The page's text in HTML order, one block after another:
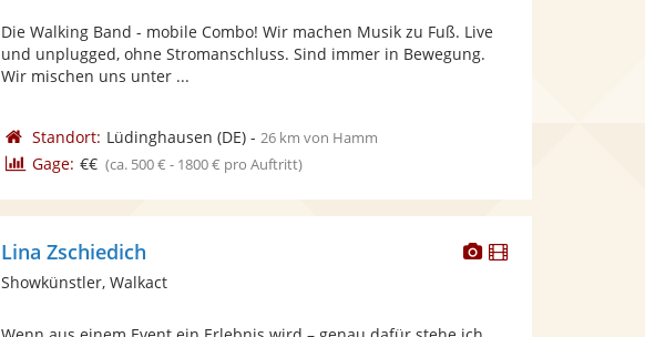
bereit.
Die Walking Band - mobile Combo! Wir machen Musik zu Fuß. Live
und unplugged, ohne Stromanschluss. Sind immer in Bewegung.
Wir mischen uns unter ...
Standort: Lüdinghausen (DE)- 26 km von Hamm
Gage: €€ (ca. 500 € - 1800 € pro Auftritt)
DieserDieser
Lina Zschiedich
Showkünstler, Walkact